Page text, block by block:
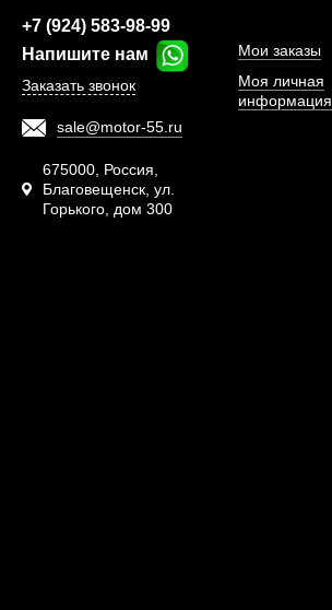
+7 (924) 583-98-99
Напишите нам
Заказать звонок
sale@motor-55.ru
675000, Россия,
Благовещенск, ул.
Горького, дом 300
Мои заказы
Моя личная
информация